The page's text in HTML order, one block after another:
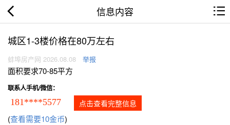
信息内容
城区1-3楼价格在80万左右
蚌埠房产网 2026.08.08 举报
面积要求70-85平方
联系人手机/微信：
181****5577 点击查看完整信息
(查看需要10金币)